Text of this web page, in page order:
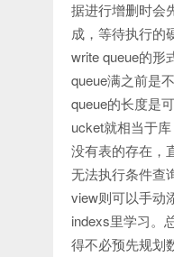
据进行增删时会
成，等待执行的
write queue的形
queue满之前是
queue的长度是
ucket就相当于库
没有表的存在，
无法执行条件查
view则可以手动
indexs里学习。
得不必预先规划